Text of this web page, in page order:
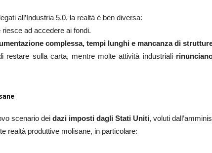
all’Industria 5.0, la realtà è ben diversa:
ad accedere ai fondi.
complessa, tempi lunghi e mancanza di
restare sulla carta, mentre molte attività industriali
scenario dei dazi imposti dagli Stati Uniti, voluti
realtà produttive molisane, in particolare: